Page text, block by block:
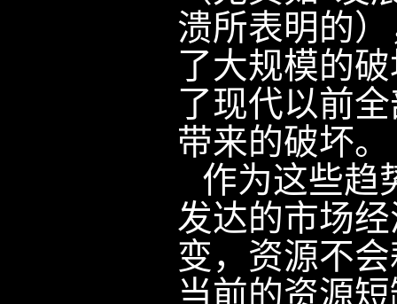
溃所表明的
了大规模的
了现代以前
带来的破坏。
作为这些趋
发达的市场
变，资源不
当前的资源